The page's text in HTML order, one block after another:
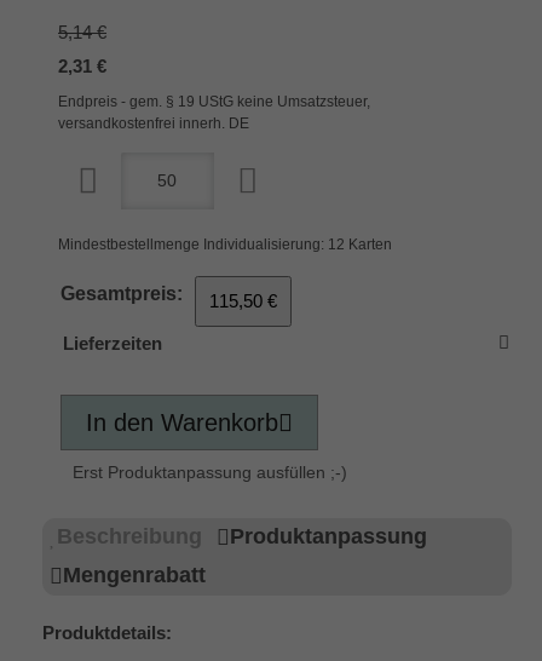
5,14 €
2,31 €
Endpreis - gem. § 19 UStG keine Umsatzsteuer,
versandkostenfrei innerh. DE
Mindestbestellmenge Individualisierung: 12 Karten
Gesamtpreis: 115,50 €
Lieferzeiten
In den Warenkorb
Erst Produktanpassung ausfüllen ;-)
Beschreibung
Produktanpassung
Mengenrabatt
Produktdetails: